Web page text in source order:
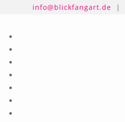
info@blickfangart.de |